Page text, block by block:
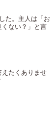
た。主人は「お
ない？」と言
えたくありませ